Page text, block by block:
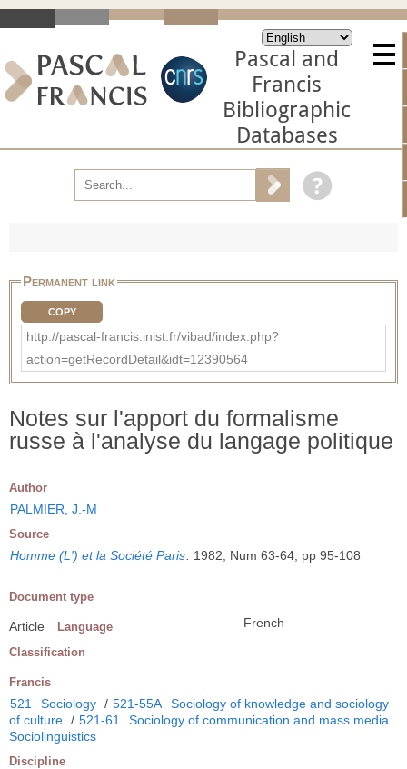
Pascal and
Francis
Bibliographic
Databases
Permanent link
COPY
http://pascal-francis.inist.fr/vibad/index.php?
action=getRecordDetail&idt=12390564
Notes sur l'apport du formalisme
russe à l'analyse du langage politique
Author
PALMIER, J.-M
Source
Homme (L') et la Société Paris 1982, Num 63-64, pp 95-108
Document type
Article Language French
Classification
Francis
521 Sociology / 521-55A
Sociology of knowledge and sociology
of culture / 521-61
Sociology of communication and mass media.
Sociolinguistics
Discipline